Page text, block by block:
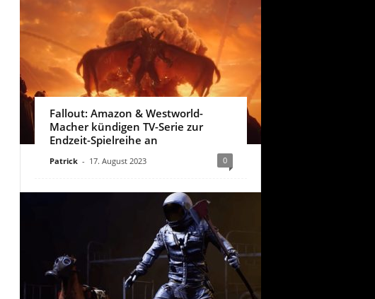
Fallout: Amazon & Westworld-
Macher kündigen TV-Serie zur
Endzeit-Spielreihe an
Patrick - 17. August 2023 0